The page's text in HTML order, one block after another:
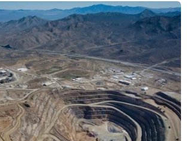
#đồ Vintage
#cardigan
đẹp